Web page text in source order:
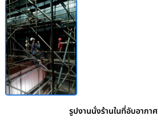
รูปงานนั่งร้านในที่อับอากาศ